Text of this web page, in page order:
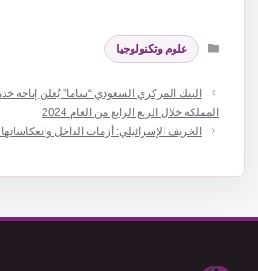
التصنيفات
علوم وتكنولوجيا
المملكة خلال الربع الرابع من العام 2024
الخريف الإسرائيلي: أزمات الداخل